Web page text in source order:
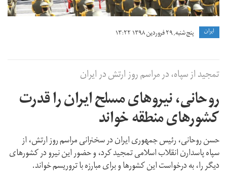
ايران پنج شنبه, ۲۹ فروردین ۱۳۹۸ ۱۳:۲۲
تمجید از سپاه، در مراسم روز ارتش در ایران
روحانی، نیروهای مسلح ایران را قدرت
کشورهای منطقه خواند
حسن روحانی، رئیس جمهوری ایران در سخنرانی مراسم روز ارتش، از
سپاه پاسدارن انقلاب اسلامی تمجید کرد، و حضور این نیرو در کشورهای
دیگر را، به درخواست این کشورها و برای مبارزه با تروریسم خواند.